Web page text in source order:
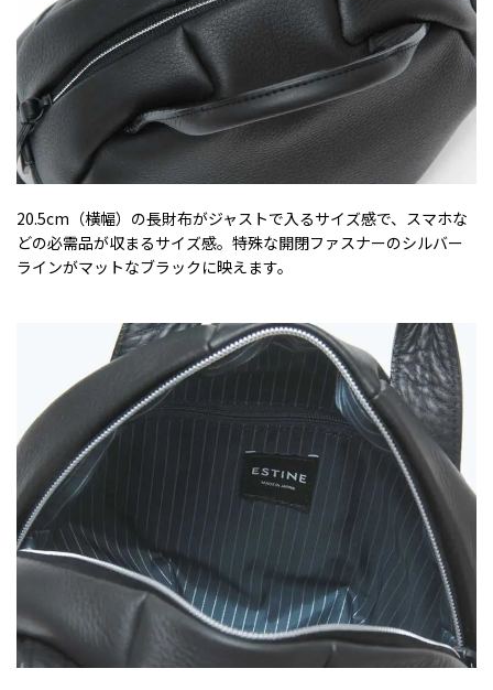
20.5cm（横幅）の長財布がジャストで入るサイズ感で、スマホな
どの必需品が収まるサイズ感。特殊な開閉ファスナーのシルバー
ラインがマットなブラックに映えます。